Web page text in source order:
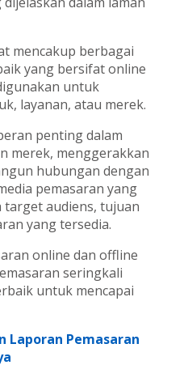
mencakup berbagai
yang bersifat online
untuk
layanan, atau merek.
penting dalam
merek, menggerakkan
hubungan dengan
pemasaran yang
audiens, tujuan
yang tersedia.
online dan offline
seringkali
untuk mencapai
Laporan Pemasaran